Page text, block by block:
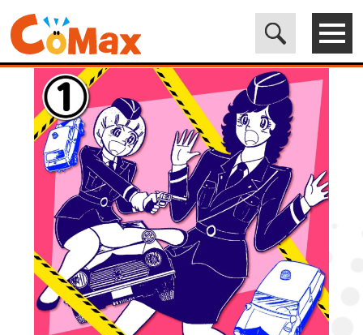
電子書籍マンガ CoMax(コマックス)公式サイト - 株式会社ICE>
LEGEND> ミニぱと1